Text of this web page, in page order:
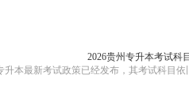
2026贵州专升本考试科目
升本最新考试政策已经发布，其考试科目